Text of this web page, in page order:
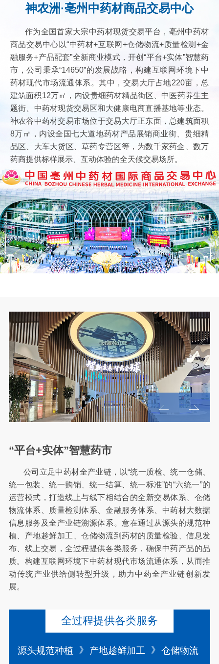
神农洲·亳州中药材商品交易中心
作为全国首家大宗中药材现货交易平台，亳州中药材
商品交易中心以“中药材+互联网+仓储物流+质量检测+金
融服务+产品配套”全新商业模式，开创“平台+实体”智慧药
市，公司秉承“14650”的发展战略，构建互联网环境下中
药材现代市场流通体系。其中，交易大厅占地220亩，总
建筑面积12万㎡，内设贵细药材精品街区、中医药养生主
题街、中药材现货交易区和大健康电商直播基地等业态。
神农谷中药材交易市场位于交易大厅正东面，总建筑面积
8万㎡，内设全国七大道地药材产品展销商业街、贵细精
品区、大车大货区、草药专营区等，为数千家药企、数万
药商提供标样展示、互动体验的全天候交易场所。
“平台+实体”智慧药市
公司立足中药材全产业链，以“统一质检、统一仓储、
统一包装、统一购销、统一结算、统一标准”的“六统一”的
运营模式，打造线上与线下相结合的全新交易体系、仓储
物流体系、质量检测体系、金融服务体系、中药材大数据
信息服务及全产业链溯源体系。意在通过从源头的规范种
植、产地趁鲜加工、仓储物流到药材的质量检验、信息发
布、线上交易，全过程提供各类服务，确保中药产品的品
质。构建互联网环境下中药材现代市场流通体系，从而推
动传统产业供给侧转型升级，助力中药全产业链创新发
展。
全过程提供各类服务
源头规范种植 产地趁鲜加工
仓储物流